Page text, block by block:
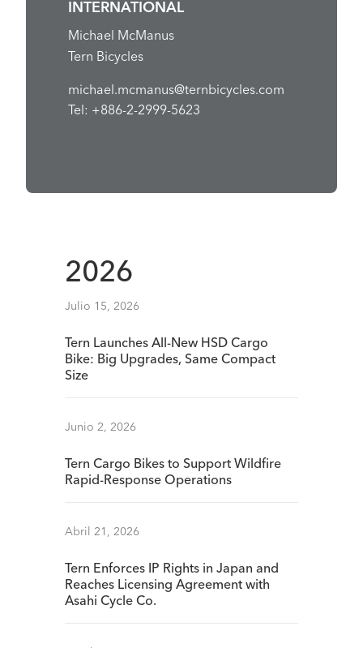
INTERNATIONAL
Michael McManus
Tern Bicycles
michael.mcmanus@ternbicycles.com
Tel: +886-2-2999-5623
2026
Julio 15, 2026
Tern Launches All-New HSD Cargo
Bike: Big Upgrades, Same Compact
Size
Junio 2, 2026
Tern Cargo Bikes to Support Wildfire
Rapid-Response Operations
Abril 21, 2026
Tern Enforces IP Rights in Japan and
Reaches Licensing Agreement with
Asahi Cycle Co.